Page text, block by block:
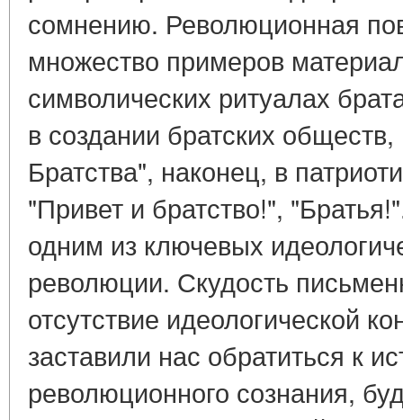
сомнению. Революционная
множество примеров
символических ритуалах
в создании братских
Братства", наконец, в
"Привет и братство!",
одним из ключевых
революции. Скудость
отсутствие идеологической
заставили нас обратиться к
революционного сознания,